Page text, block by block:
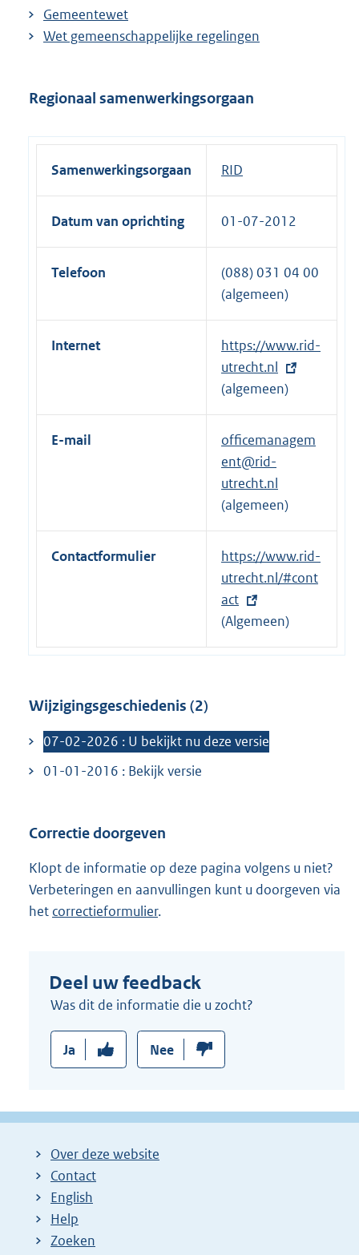
Gemeentewet
Wet gemeenschappelijke regelingen
Regionaal samenwerkingsorgaan
Samenwerkingsorgaan RID
Datum van oprichting 01-07-2012
Telefoon
(088) 031 04 00
(algemeen)
Internet
E
x
t
e
l
k
:
https://www.rid-
utrecht.nl
(algemeen)
E-mail
officemanagem
ent@rid-
utrecht.nl
(algemeen)
Contactformulier
E
x
t
e
r
i
n
https://www.rid-
utrecht.nl/#cont
act
(Algemeen)
Wijzigingsgeschiedenis (2)
07-02-2026 : U bekijkt nu deze versie
01-01-2016 : Bekijk versie
Correctie doorgeven
Klopt de informatie op deze pagina volgens u niet?
Verbeteringen en aanvullingen kunt u doorgeven via
het correctieformulier.
Deel uw feedback
Was dit de informatie die u zocht?
Ja Nee
Over deze website
Contact
English
Help
Zoeken